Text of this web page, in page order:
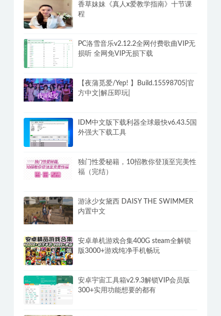
香草妹妹《真人x爱教学指南》十节课
程
PC洛雪音乐v2.12.2全网付费歌曲VIP无
损听 全网免VIP无损下载
【夜蒲觅爱/Yep! 】Build.15598705|官
方中文|解压即玩|
IDM中文版下载利器全球最快v6.43.5国
外强大下载工具
独门性爱秘籍，10招教你登顶至完美性
福（完结）
游泳少女黛西 DAISY THE SWIMMER
内置中文
安卓单机游戏合集400G steam全解锁
版3000+游戏纯净手机畅玩
安卓宇宙工具箱v2.9.3解锁VIP会员版
300+实用功能想要的都有